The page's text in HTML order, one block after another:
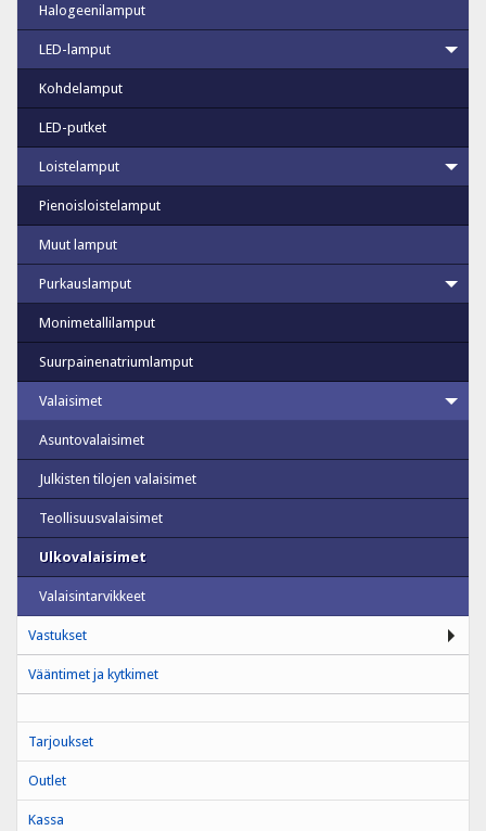
Halogeenilamput
LED-lamput
Kohdelamput
LED-putket
Loistelamput
Pienoisloistelamput
Muut lamput
Purkauslamput
Monimetallilamput
Suurpainenatriumlamput
Valaisimet
Asuntovalaisimet
Julkisten tilojen valaisimet
Teollisuusvalaisimet
Ulkovalaisimet
Valaisintarvikkeet
Vastukset
Vääntimet ja kytkimet
Tarjoukset
Outlet
Kassa